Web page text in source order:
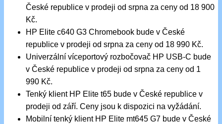
České republice v prodeji od srpna za ceny od 18 900
Kč.
HP Elite c640 G3 Chromebook bude v České
republice v prodeji od srpna za ceny od 18 990 Kč.
Univerzální víceportový rozbočovač HP USB-C bude
v České republice v prodeji od srpna za ceny od 1
990 Kč.
Tenký klient HP Elite t65 bude v České republice v
prodeji od září. Ceny jsou k dispozici na vyžádání.
Mobilní tenký klient HP Elite mt645 G7 bude v České